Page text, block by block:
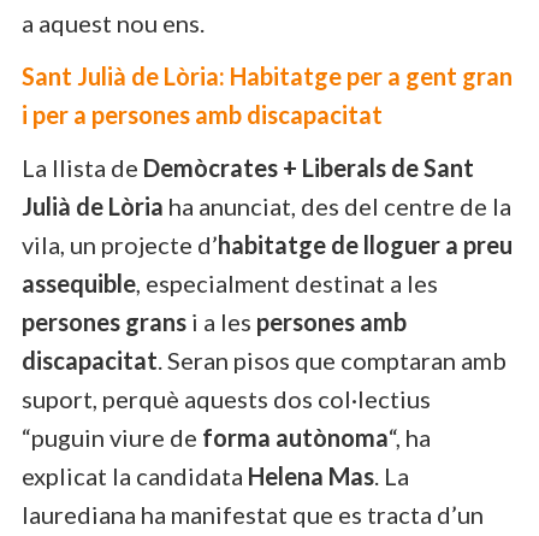
a aquest nou ens.
Sant Julià de Lòria: Habitatge per a gent gran
i per a persones amb discapacitat
La llista de Demòcrates + Liberals de Sant
Julià de Lòria ha anunciat, des del centre de la
vila, un projecte d’habitatge de lloguer a preu
assequible, especialment destinat a les
persones grans i a les persones amb
discapacitat. Seran pisos que comptaran amb
suport, perquè aquests dos col·lectius
“puguin viure de forma autònoma“, ha
explicat la candidata Helena Mas. La
laurediana ha manifestat que es tracta d’un